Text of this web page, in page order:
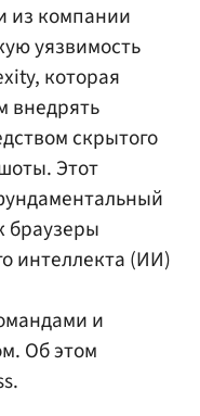
из компании
уязвимость
которая
внедрять
скрытого
Этот
браузеры
интеллекта (ИИ)
и
Об этом